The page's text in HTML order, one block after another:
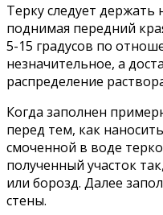
Терку следует держать
поднимая передний
5-15 градусов по
незначительное, а
распределение
Когда заполнен
перед тем, как
смоченной в воде
полученный участок
или борозд. Далее
стены.